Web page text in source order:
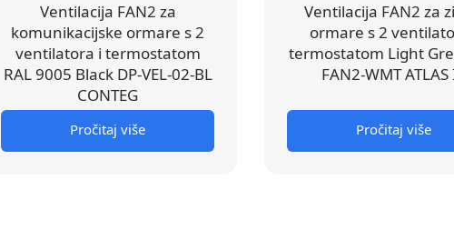
Ventilacija FAN2 za
komunikacijske ormare s 2
ventilatora i termostatom
RAL 9005 Black DP-VEL-02-BL
CONTEG
Pročitaj više
Ventilacija FAN2 za
ormare s 2
termostatom Light
FAN2-WMT ATLAS
Pročitaj više